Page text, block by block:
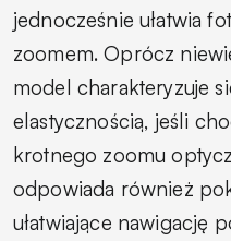
jednocześnie ułatwia
zoomem. Oprócz
model charakteryzuje
elastycznością, jeśli
krotnego zoomu
odpowiada również
ułatwiające nawigację